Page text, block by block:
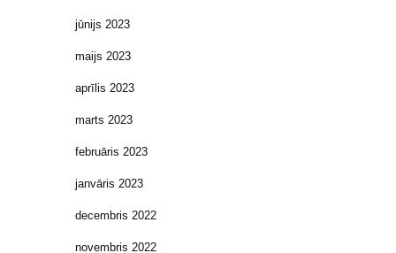
jūnijs 2023
maijs 2023
aprīlis 2023
marts 2023
februāris 2023
janvāris 2023
decembris 2022
novembris 2022